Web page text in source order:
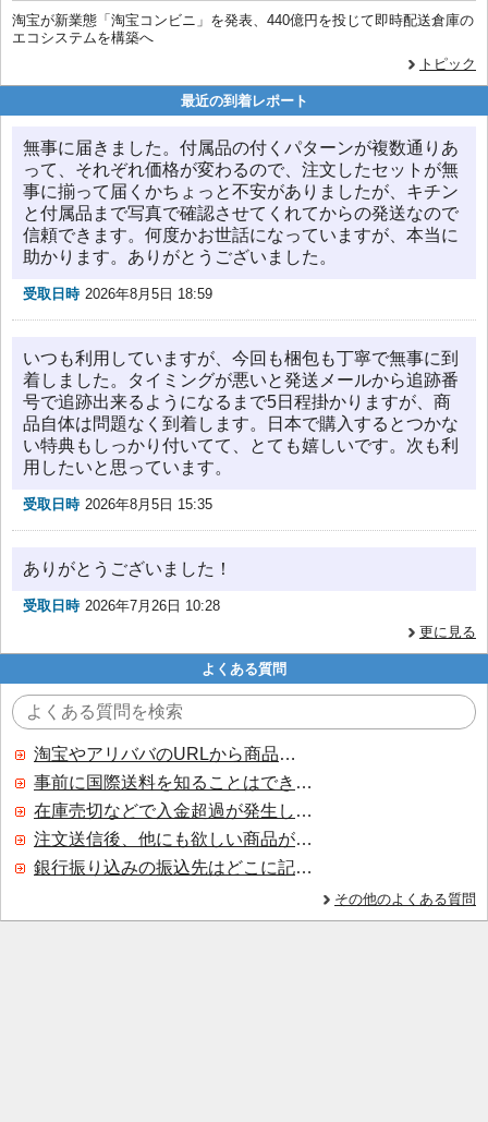
淘宝が新業態「淘宝コンビニ」を発表、440億円を投じて即時配送倉庫の
エコシステムを構築へ
トピック
最近の到着レポート
無事に届きました。付属品の付くパターンが複数通りあ
って、それぞれ価格が変わるので、注文したセットが無
事に揃って届くかちょっと不安がありましたが、キチン
と付属品まで写真で確認させてくれてからの発送なので
信頼できます。何度かお世話になっていますが、本当に
助かります。ありがとうございました。
受取日時 2026年8月5日 18:59
いつも利用していますが、今回も梱包も丁寧で無事に到
着しました。タイミングが悪いと発送メールから追跡番
号で追跡出来るようになるまで5日程掛かりますが、商
品自体は問題なく到着します。日本で購入するとつかな
い特典もしっかり付いてて、とても嬉しいです。次も利
用したいと思っています。
受取日時 2026年8月5日 15:35
ありがとうございました！
受取日時 2026年7月26日 10:28
更に見る
よくある質問
淘宝やアリババのURLから商品を探すことはできますか？
事前に国際送料を知ることはできますか？
在庫売切などで入金超過が発生した場合はいつ返金されますか？
注文送信後、他にも欲しい商品が見つかった場合、追加注文できますか？
銀行振り込みの振込先はどこに記載されていますか？
その他のよくある質問